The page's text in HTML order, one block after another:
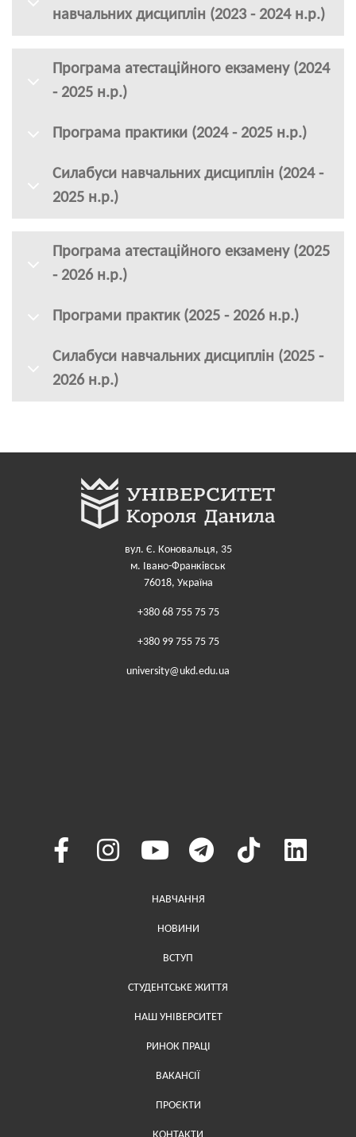
навчальних дисциплін (2023 - 2024 н.р.)
Програма атестаційного екзамену (2024
- 2025 н.р.)
Програма практики (2024 - 2025 н.р.)
Силабуси навчальних дисциплін (2024 -
2025 н.р.)
Програма атестаційного екзамену (2025
- 2026 н.р.)
Програми практик (2025 - 2026 н.р.)
Силабуси навчальних дисциплін (2025 -
2026 н.р.)
вул. Є. Коновальця, 35
м. Івано-Франківськ
76018, Україна
+380 68 755 75 75
+380 99 755 75 75
university@ukd.edu.ua
Меню у хедері
НАВЧАННЯ
НОВИНИ
ВСТУП
СТУДЕНТСЬКЕ ЖИТТЯ
НАШ УНІВЕРСИТЕТ
РИНОК ПРАЦІ
ВАКАНСІЇ
ПРОЄКТИ
Меню у футері (додаткове)